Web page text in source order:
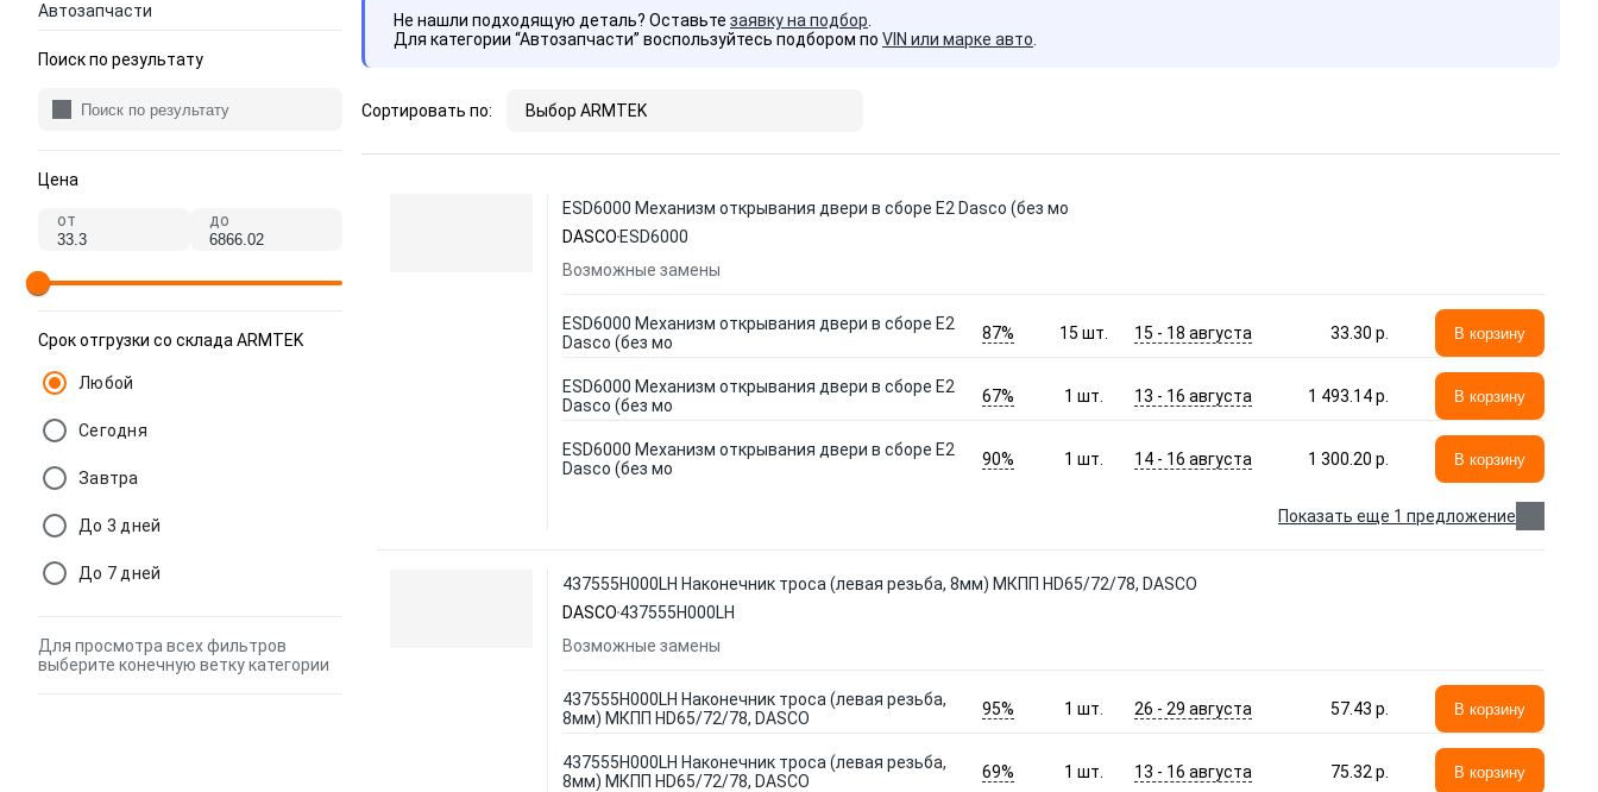
Автозапчасти
Поиск по результату
Цена
от до
Срок отгрузки со склада ARMTEK
Любой
Сегодня
Завтра
До 3 дней
До 7 дней
Для просмотра всех фильтров
выберите конечную ветку категории
Не нашли подходящую деталь? Оставьте заявку на подбор
Для категории “Автозапчасти” воспользуйтесь подбором по VIN или марке авто
Сортировать по: Выбор ARMTEK
ESD6000 Механизм открывания двери в сборе E2 Dasco (без мо
DASCO ESD6000
Возможные замены
ESD6000 Механизм открывания двери в сборе E2
Dasco (без мо
87% 15 шт. 15 - 18 августа 33.30 p. В корзину
ESD6000 Механизм открывания двери в сборе E2
Dasco (без мо
67% 1 шт. 13 - 16 августа 1 493.14 p. В корзину
ESD6000 Механизм открывания двери в сборе E2
Dasco (без мо
90% 1 шт. 14 - 16 августа 1 300.20 p. В корзину
Показать еще 1 предложение
437555H000LH Наконечник троса (левая резьба, 8мм) МКПП HD65/72/78, DASCO
DASCO 437555H000LH
Возможные замены
437555H000LH Наконечник троса (левая резьба,
8мм) МКПП HD65/72/78, DASCO
95% 1 шт. 26 - 29 августа 57.43 p. В корзину
437555H000LH Наконечник троса (левая резьба,
8мм) МКПП HD65/72/78, DASCO
69% 1 шт. 13 - 16 августа 75.32 p. В корзину